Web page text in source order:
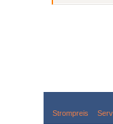
Strompreis